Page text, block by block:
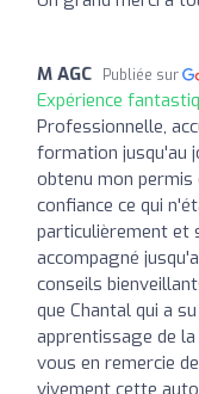
M AGC Publiée sur
Expérience
Professionnelle,
formation jusqu'au
obtenu mon permis
confiance ce qui
particulièrement et
accompagné
conseils
que Chantal qui a
apprentissage de
vous en remercie
vivement cette